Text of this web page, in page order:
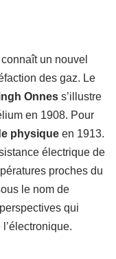
un nouvel
des gaz. Le
Onnes s’illustre
en 1908. Pour
physique en 1913.
électrique de
proches du
le nom de
qui